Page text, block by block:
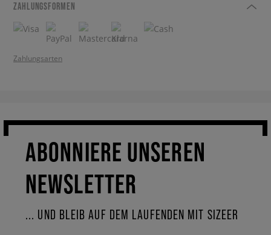
ZAHLUNGSFORMEN
Zahlungsarten
ABONNIERE UNSEREN
NEWSLETTER
... UND BLEIB AUF DEM LAUFENDEN MIT SIZEER